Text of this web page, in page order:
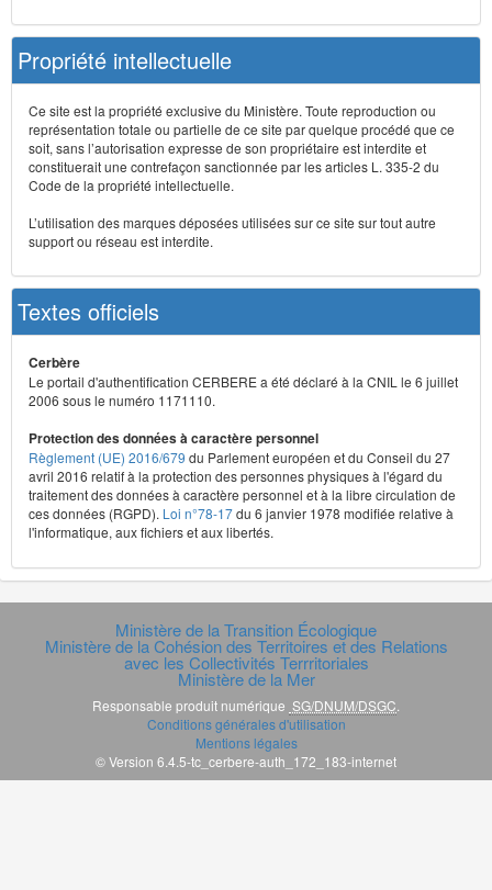
Propriété intellectuelle
Ce site est la propriété exclusive du Ministère. Toute reproduction ou
représentation totale ou partielle de ce site par quelque procédé que ce
soit, sans l’autorisation expresse de son propriétaire est interdite et
constituerait une contrefaçon sanctionnée par les articles L. 335-2 du
Code de la propriété intellectuelle.
L’utilisation des marques déposées utilisées sur ce site sur tout autre
support ou réseau est interdite.
Textes officiels
Cerbère
Le portail d'authentification CERBERE a été déclaré à la CNIL le 6 juillet
2006 sous le numéro 1171110.
Protection des données à caractère personnel
Règlement (UE) 2016/679 du Parlement européen et du Conseil du 27
avril 2016 relatif à la protection des personnes physiques à l'égard du
traitement des données à caractère personnel et à la libre circulation de
ces données (RGPD). Loi n°78-17du 6 janvier 1978 modifiée relative à
l'informatique, aux fichiers et aux libertés.
Ministère de la Transition Écologique
Ministère de la Cohésion des Territoires et des Relations
avec les Collectivités Terrritoriales
Ministère de la Mer
Responsable produit numérique SG/DNUM/DSGC
Conditions générales d'utilisation
Mentions légales
© Version 6.4.5-tc_cerbere-auth_172_183-internet